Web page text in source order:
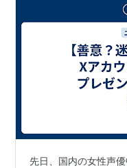
先日、国内の女性声